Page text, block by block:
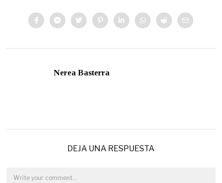
Nerea Basterra
DEJA UNA RESPUESTA